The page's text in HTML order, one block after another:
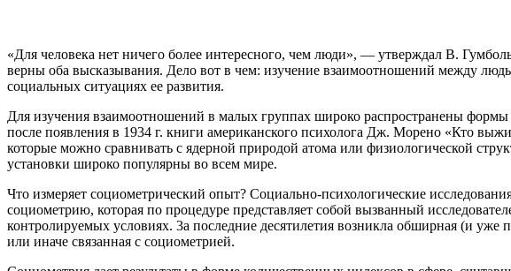
«Для человека нет ничего более интересного, чем люди», — утверждал В.
верны оба высказывания. Дело вот в чем: изучение взаимоотношений между
социальных ситуациях ее развития.
Для изучения взаимоотношений в малых группах широко распространены
после появления в 1934 г. книги американского психолога Дж. Морено «Кто
которые можно сравнивать с ядерной природой атома или физиологической
установки широко популярны во всем мире.
Что измеряет социометрический опыт? Социально-психологические
социометрию, которая по процедуре представляет собой вызванный
контролируемых условиях. 3а последние десятилетия возникла обширная (и уже
или иначе связанная с социометрией.